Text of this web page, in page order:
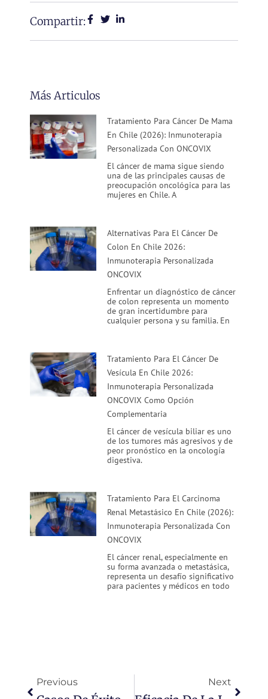
Compartir:
Más Articulos
Tratamiento Para Cáncer De Mama
En Chile (2026): Inmunoterapia
Personalizada Con ONCOVIX
El cáncer de mama sigue siendo
una de las principales causas de
preocupación oncológica para las
mujeres en Chile. A
Alternativas Para El Cáncer De
Colon En Chile 2026:
Inmunoterapia Personalizada
ONCOVIX
Enfrentar un diagnóstico de cáncer
de colon representa un momento
de gran incertidumbre para
cualquier persona y su familia. En
Tratamiento Para El Cáncer De
Vesícula En Chile 2026:
Inmunoterapia Personalizada
ONCOVIX Como Opción
Complementaria
El cáncer de vesícula biliar es uno
de los tumores más agresivos y de
peor pronóstico en la oncología
digestiva.
Tratamiento Para El Carcinoma
Renal Metastásico En Chile (2026):
Inmunoterapia Personalizada Con
ONCOVIX
El cáncer renal, especialmente en
su forma avanzada o metastásica,
representa un desafío significativo
para pacientes y médicos en todo
Previous Next